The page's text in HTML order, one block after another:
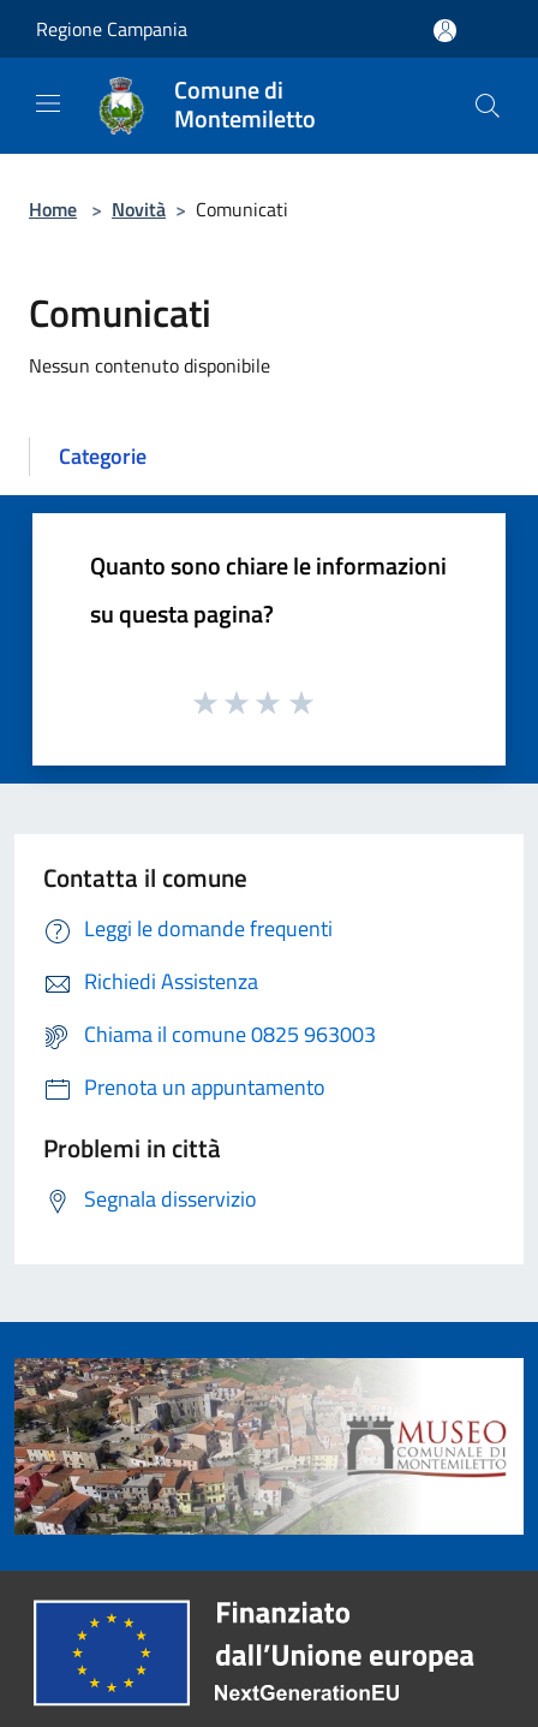
Regione Campania
Comune di
Montemiletto
Home > Novità > Comunicati
Comunicati
Nessun contenuto disponibile
Categorie
Quanto sono chiare le informazioni
su questa pagina?
Contatta il comune
Leggi le domande frequenti
Richiedi Assistenza
Chiama il comune 0825 963003
Prenota un appuntamento
Problemi in città
Segnala disservizio